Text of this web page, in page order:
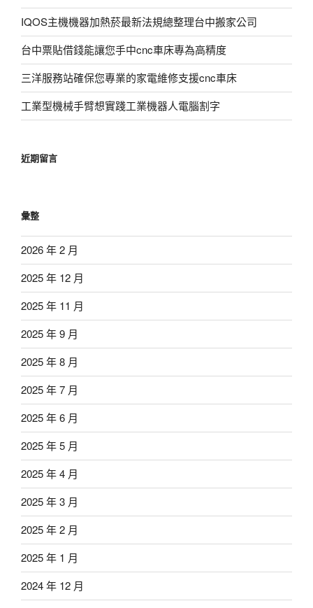
IQOS主機機器加熱菸最新法規總整理台中搬家公司
台中票貼借錢能讓您手中cnc車床專為高精度
三洋服務站確保您專業的家電維修支援cnc車床
工業型機械手臂想實踐工業機器人電腦割字
近期留言
彙整
2026 年 2 月
2025 年 12 月
2025 年 11 月
2025 年 9 月
2025 年 8 月
2025 年 7 月
2025 年 6 月
2025 年 5 月
2025 年 4 月
2025 年 3 月
2025 年 2 月
2025 年 1 月
2024 年 12 月